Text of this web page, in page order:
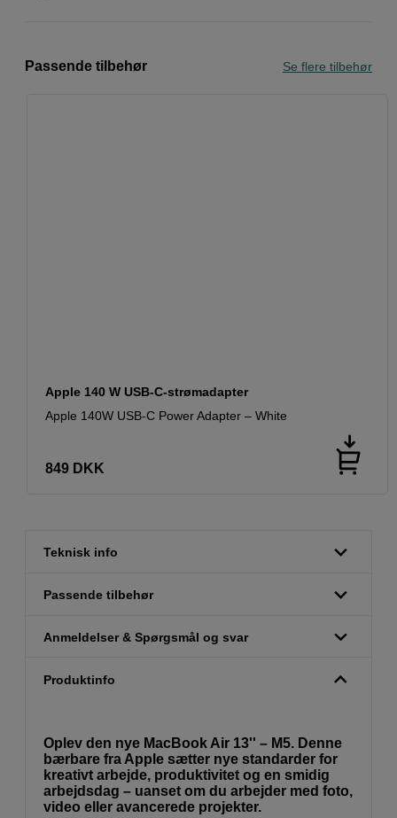
Passende tilbehør Se flere tilbehør
Apple 140 W USB-C-strømadapter
Apple 140W USB-C Power Adapter – White
849 DKK
Teknisk info
Passende tilbehør
Anmeldelser & Spørgsmål og svar
Produktinfo
Oplev den nye MacBook Air 13'' – M5. Denne
bærbare fra Apple sætter nye standarder for
kreativt arbejde, produktivitet og en smidig
arbejdsdag – uanset om du arbejder med foto,
video eller avancerede projekter.